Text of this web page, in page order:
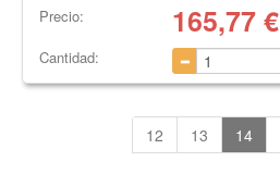
Precio: 165,77€
Cantidad:
12 13 14